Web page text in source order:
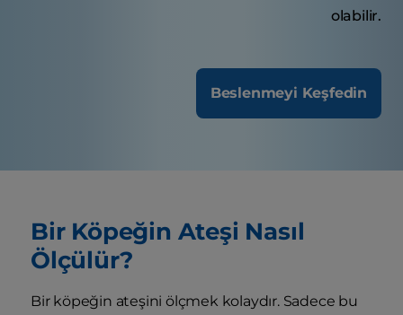
olabilir.
Beslenmeyi Keşfedin
Bir Köpeğin Ateşi Nasıl
Ölçülür?
Bir köpeğin ateşini ölçmek kolaydır. Sadece bu